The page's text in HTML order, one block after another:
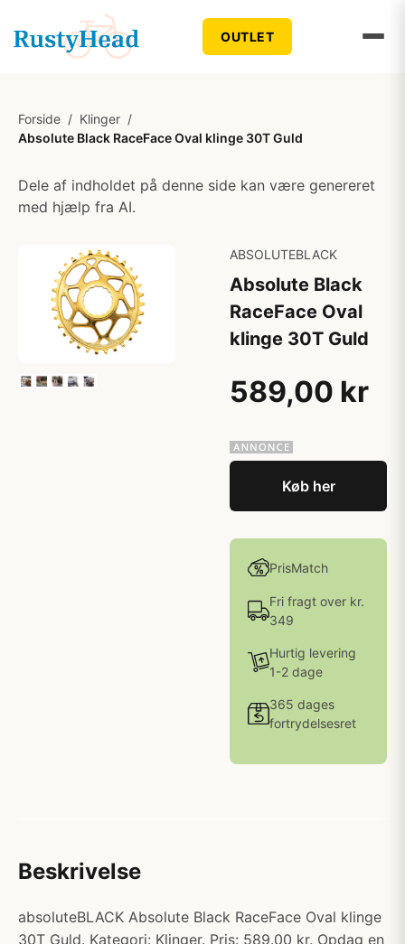
OUTLET
Forside / Klinger /
Absolute Black RaceFace Oval klinge 30T Guld
Dele af indholdet på denne side kan være genereret
med hjælp fra AI.
ABSOLUTEBLACK
Absolute Black
RaceFace Oval
klinge 30T Guld
589,00 kr
Køb her
PrisMatch
Fri fragt over kr.
349
Hurtig levering
1-2 dage
365 dages
fortrydelsesret
Beskrivelse
absoluteBLACK Absolute Black RaceFace Oval klinge
30T Guld. Kategori: Klinger. Pris: 589.00 kr. Opdag en